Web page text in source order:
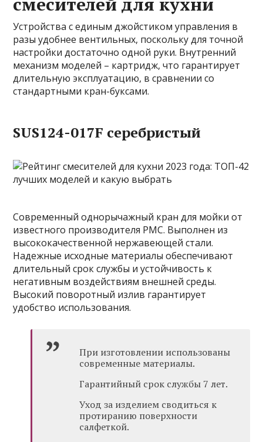
Устройства с единым джойстиком управления в
разы удобнее вентильных, поскольку для точной
настройки достаточно одной руки. Внутренний
механизм моделей – картридж, что гарантирует
длительную эксплуатацию, в сравнении со
стандартными кран-буксами.
SUS124-017F серебристый
Современный однорычажный кран для мойки от
известного производителя РМС. Выполнен из
высококачественной нержавеющей стали.
Надежные исходные материалы обеспечивают
длительный срок службы и устойчивость к
негативным воздействиям внешней среды.
Высокий поворотный излив гарантирует
удобство использования.
При изготовлении использованы
современные материалы.
Гарантийный срок службы 7 лет.
Уход за изделием сводиться к
протиранию поверхности
салфеткой.